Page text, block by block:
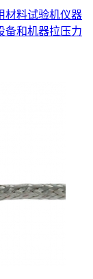
材料试验机仪器
备和机器拉压力